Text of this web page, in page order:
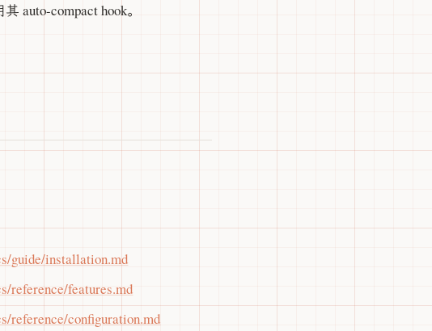
auto-compact hook。
guide/installation.md
reference/features.md
reference/configuration.md